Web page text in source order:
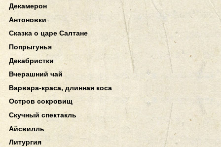
Декамерон
Антоновки
Сказка о царе Салтане
Попрыгунья
Декабристки
Вчерашний чай
Варвара-краса, длинная коса
Остров сокровищ
Скучный спектакль
Айсвилль
Литургия